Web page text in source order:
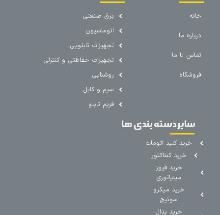
خانه
درباره ما
تماس با ما
فروشگاه
برق صنعتی
اتوماسیون
تجهیزات تابلویی
تجهیزات حفاظتی و کنترلی
روشنایی
سیم و کابل
فریم تابلو
سایر دسته بندی ها
خرید کلید اتومات
خرید کنتاکتور
خرید فیوز
مینیاتوری
خرید میکرو
سوئیچ
خرید پدال